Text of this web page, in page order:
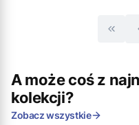
Wróć
A może coś z
kolekcji?
Zobacz wszystkie